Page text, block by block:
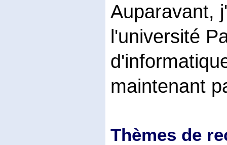
Auparavant,
l'université
maintenant
Thèmes de